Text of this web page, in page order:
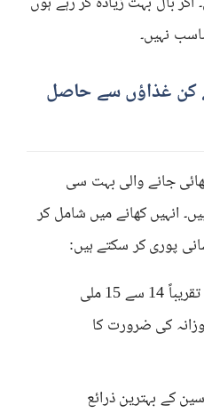
نہیں۔
کے لیے کن غذاؤں سے حاصل
جانے والی بہت سی
انہیں کھانے میں شامل کر
پوری کر سکتے ہیں:
100 گرام چکن سے تقریباً 14 سے 15 ملی
کی ضرورت کا
کے بہترین ذرائع